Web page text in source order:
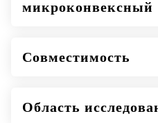
микроконвексный
Совместимость
Область